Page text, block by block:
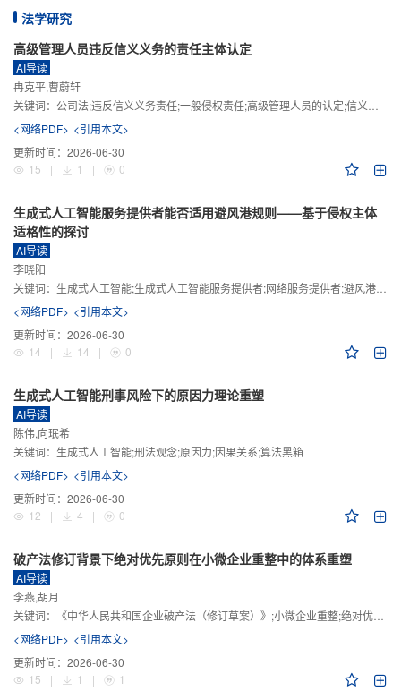
法学研究
高级管理人员违反信义义务的责任主体认定
AI导读
冉克平,曹蔚轩
关键词： 公司法;违反信义义务责任;一般侵权责任;高级管理人员的认定;信义义务
<网络PDF> <引用本文>
更新时间： 2026-06-30
15
| 1 | 0
生成式人工智能服务提供者能否适用避风港规则——基于侵权主体
适格性的探讨
AI导读
李晓阳
关键词： 生成式人工智能;生成式人工智能服务提供者;网络服务提供者;避风港规则;版权责任
<网络PDF> <引用本文>
更新时间： 2026-06-30
14
| 14 | 0
生成式人工智能刑事风险下的原因力理论重塑
AI导读
陈伟,向珉希
关键词： 生成式人工智能;刑法观念;原因力;因果关系;算法黑箱
<网络PDF> <引用本文>
更新时间： 2026-06-30
12
| 4 | 0
破产法修订背景下绝对优先原则在小微企业重整中的体系重塑
AI导读
李燕,胡月
关键词：
《中华人民共和国企业破产法（修订草案）》;小微企业重整;绝对优先原则;股东权益保留;预期可支配收入标准
<网络PDF> <引用本文>
更新时间： 2026-06-30
15
| 1 | 1